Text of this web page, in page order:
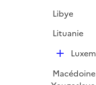
p
l
Libye
Lituanie
D
p